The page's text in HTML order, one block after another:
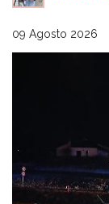
09 Agosto 2026